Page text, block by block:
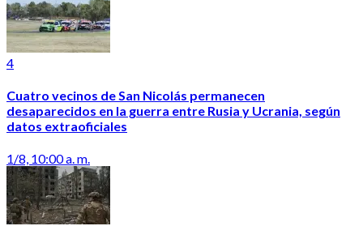
4
Cuatro vecinos de San Nicolás permanecen
desaparecidos en la guerra entre Rusia y Ucrania, según
datos extraoficiales
1/8, 10:00 a. m.